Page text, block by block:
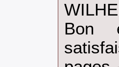
Bon